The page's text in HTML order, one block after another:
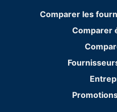
Comparer les
Comparer